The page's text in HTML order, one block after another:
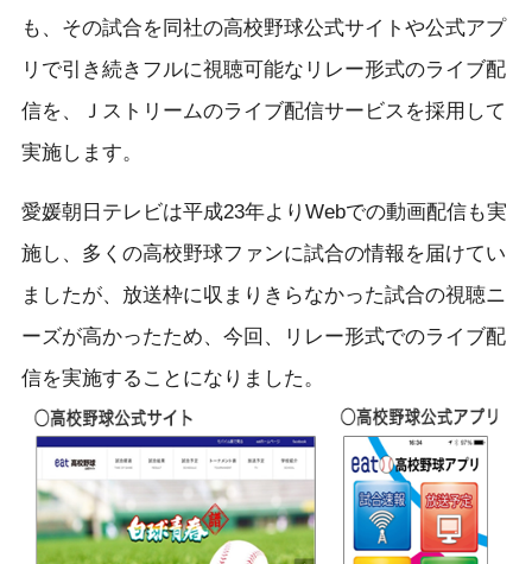
も、その試合を同社の高校野球公式サイトや公式アプ
リで引き続きフルに視聴可能なリレー形式のライブ配
信を、Ｊストリームのライブ配信サービスを採用して
実施します。
愛媛朝日テレビは平成23年よりWebでの動画配信も実
施し、多くの高校野球ファンに試合の情報を届けてい
ましたが、放送枠に収まりきらなかった試合の視聴ニ
ーズが高かったため、今回、リレー形式でのライブ配
信を実施することになりました。